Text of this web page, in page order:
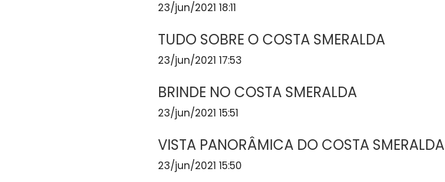
23/jun/2021 18:11
TUDO SOBRE O COSTA SMERALDA
23/jun/2021 17:53
BRINDE NO COSTA SMERALDA
23/jun/2021 15:51
VISTA PANORÂMICA DO COSTA SMERALDA
23/jun/2021 15:50